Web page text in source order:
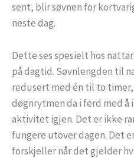
sent, blir søvnen for
neste dag.
Dette ses spesielt hos
på dagtid. Søvnlengden til
redusert med én til to
døgnrytmen da i ferd med
aktivitet igjen. Det er ikke
fungere utover dagen. Det
forskjeller når det gjelder